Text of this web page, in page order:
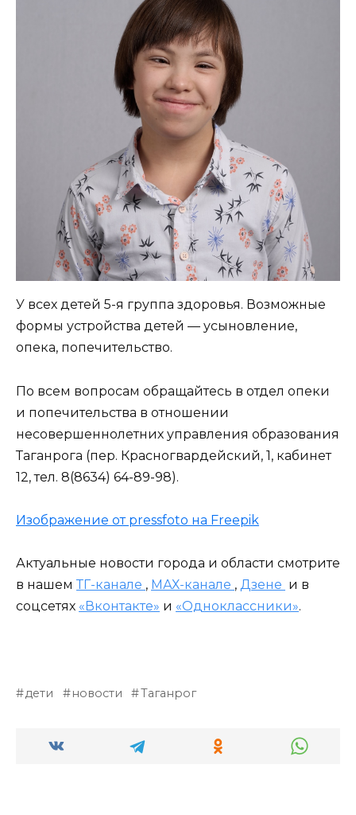
У всех детей 5-я группа здоровья. Возможные
формы устройства детей — усыновление,
опека, попечительство.
По всем вопросам обращайтесь в отдел опеки
и попечительства в отношении
несовершеннолетних управления образования
Таганрога (пер. Красногвардейский, 1, кабинет
12, тел. 8(8634) 64-89-98).
Изображение от pressfoto на Freepik
Актуальные новости города и области смотрите
в нашем ТГ-канале , МАХ-канале , Дзене и в
соцсетях «Вконтакте» и «Одноклассники».
дети новости Таганрог